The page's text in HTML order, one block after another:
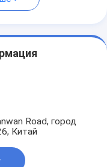
Road, город
Китай